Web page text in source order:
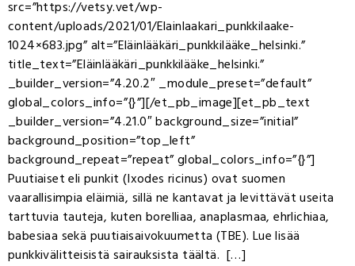
src=”https://vetsy.vet/wp-
content/uploads/2021/01/Elainlaakari_punkkilaake-
1024×683.jpg” alt=”Eläinlääkäri_punkkilääke_helsinki.”
title_text=”Eläinlääkäri_punkkilääke_helsinki.”
_builder_version=”4.20.2″ _module_preset=”default”
global_colors_info=”{}”][/et_pb_image][et_pb_text
_builder_version=”4.21.0″ background_size=”initial”
background_position=”top_left”
background_repeat=”repeat” global_colors_info=”{}”]
Puutiaiset eli punkit (Ixodes ricinus) ovat suomen
vaarallisimpia eläimiä, sillä ne kantavat ja levittävät useita
tarttuvia tauteja, kuten borelliaa, anaplasmaa, ehrlichiaa,
babesiaa sekä puutiaisaivokuumetta (TBE). Lue lisää
punkkivälitteisistä sairauksista täältä. […]